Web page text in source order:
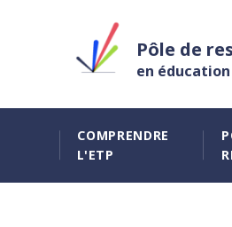
Pôle de
en
COMPRENDRE
L'ETP